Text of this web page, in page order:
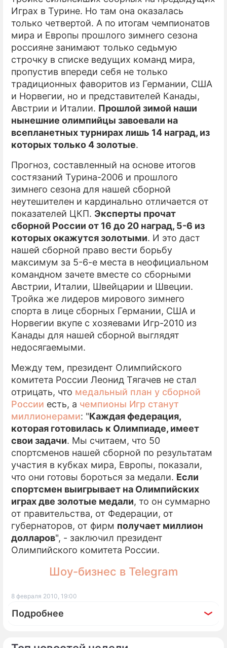
Играх в Турине. Но там она оказалась
только четвертой. А по итогам чемпионатов
мира и Европы прошлого зимнего сезона
россияне занимают только седьмую
строчку в списке ведущих команд мира,
пропустив впереди себя не только
традиционных фаворитов из Германии, США
и Норвегии, но и представителей Канады,
Австрии и Италии. Прошлой зимой наши
нынешние олимпийцы завоевали на
всепланетных турнирах лишь 14 наград, из
которых только 4 золотые.
Прогноз, составленный на основе итогов
состязаний Турина-2006 и прошлого
зимнего сезона для нашей сборной
неутешителен и кардинально отличается от
показателей ЦКП. Эксперты прочат
сборной России от 16 до 20 наград, 5-6 из
которых окажутся золотыми. И это даст
нашей сборной право вести борьбу
максимум за 5-6-е места в неофициальном
командном зачете вместе со сборными
Австрии, Италии, Швейцарии и Швеции.
Тройка же лидеров мирового зимнего
спорта в лице сборных Германии, США и
Норвегии вкупе с хозяевами Игр-2010 из
Канады для нашей сборной выглядят
недосягаемыми.
Между тем, президент Олимпийского
комитета России Леонид Тягачев не стал
отрицать, что медальный план у сборной
России есть, а чемпионы Игр станут
миллионерами: "Каждая федерация,
которая готовилась к Олимпиаде, имеет
свои задачи. Мы считаем, что 50
спортсменов нашей сборной по результатам
участия в кубках мира, Европы, показали,
что они готовы бороться за медали. Если
спортсмен выигрывает на Олимпийских
играх две золотые медали, то он суммарно
от правительства, от Федерации, от
губернаторов, от фирм получает миллион
долларов", - заключил президент
Олимпийского комитета России.
Шоу-бизнес в Telegram
8 февраля 2010, 19:00
Подробнее